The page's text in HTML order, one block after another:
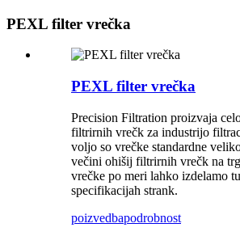
PEXL filter vrečka
PEXL filter vrečka
Precision Filtration proizvaja
filtrirnih vrečk za industrijo
voljo so vrečke standardne
večini ohišij filtrirnih vrečk na
vrečke po meri lahko izdelamo
specifikacijah strank.
poizvedbapodrobnost